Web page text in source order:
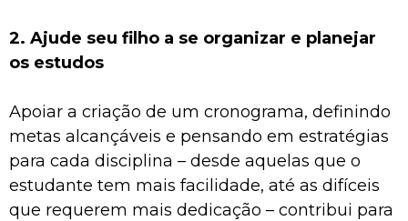
2. Ajude seu filho a se organizar e planejar
os estudos
Apoiar a criação de um cronograma, definindo
metas alcançáveis e pensando em estratégias
para cada disciplina – desde aquelas que o
estudante tem mais facilidade, até as difíceis
que requerem mais dedicação – contribui para